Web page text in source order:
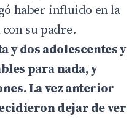
haber influido en la
su padre.
y dos adolescentes y
para nada, y
La vez anterior
dejar de ver